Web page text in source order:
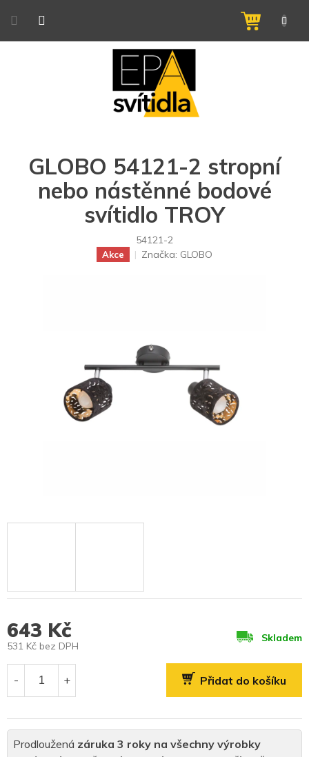
NÁKUPNÍ
KOŠÍK
GLOBO 54121-2 stropní
nebo nástěnné bodové
svítidlo TROY
54121-2
Akce Značka: GLOBO
Prodloužená záruka 3 roky na všechny výrobky
643 Kč
531 Kč bez DPH
Skladem
Přidat do košíku